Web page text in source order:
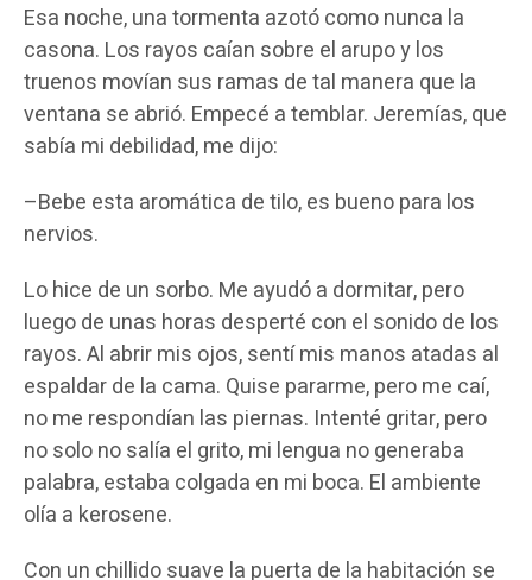
Esa noche, una tormenta azotó como nunca la
casona. Los rayos caían sobre el arupo y los
truenos movían sus ramas de tal manera que la
ventana se abrió. Empecé a temblar. Jeremías, que
sabía mi debilidad, me dijo:
–Bebe esta aromática de tilo, es bueno para los
nervios.
Lo hice de un sorbo. Me ayudó a dormitar, pero
luego de unas horas desperté con el sonido de los
rayos. Al abrir mis ojos, sentí mis manos atadas al
espaldar de la cama. Quise pararme, pero me caí,
no me respondían las piernas. Intenté gritar, pero
no solo no salía el grito, mi lengua no generaba
palabra, estaba colgada en mi boca. El ambiente
olía a kerosene.
Con un chillido suave la puerta de la habitación se